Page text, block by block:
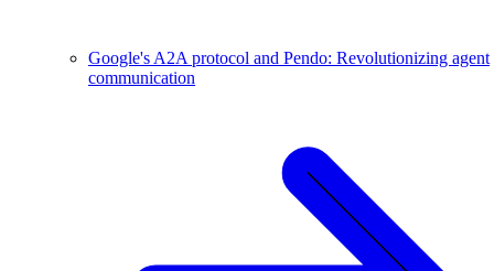
Google's A2A protocol and Pendo: Revolutionizing agent
communication